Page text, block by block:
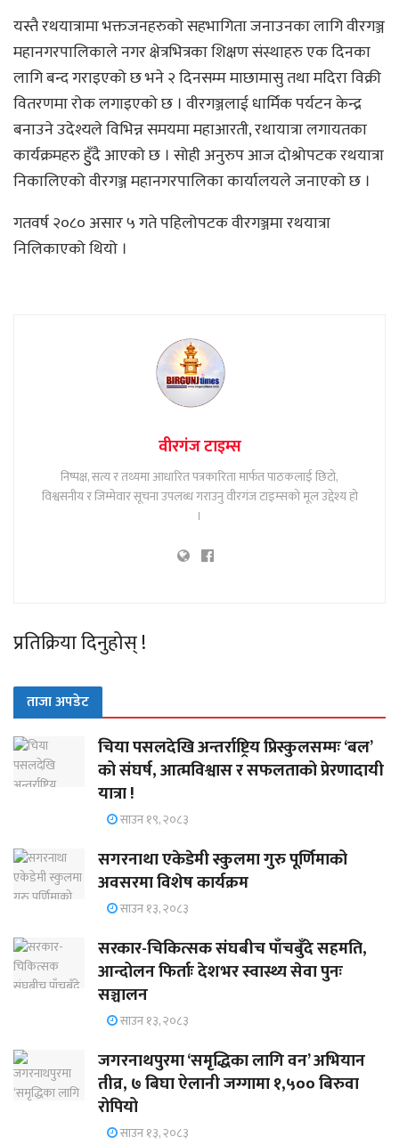
यस्तै रथयात्रामा भक्तजनहरुको सहभागिता जनाउनका लागि वीरगञ्ज
महानगरपालिकाले नगर क्षेत्रभित्रका शिक्षण संस्थाहरु एक दिनका
लागि बन्द गराइएको छ भने २ दिनसम्म माछामासु तथा मदिरा विक्री
वितरणमा रोक लगाइएको छ । वीरगञ्जलाई धार्मिक पर्यटन केन्द्र
बनाउने उदेश्यले विभिन्न समयमा महाआरती, रथायात्रा लगायतका
कार्यक्रमहरु हुुँदै आएको छ । सोही अनुरुप आज दोश्रोपटक रथयात्रा
निकालिएको वीरगञ्ज महानगरपालिका कार्यालयले जनाएको छ ।
गतवर्ष २०८० असार ५ गते पहिलोपटक वीरगञ्जमा रथयात्रा
निलिकाएको थियो ।
वीरगंज टाइम्स
निष्पक्ष, सत्य र तथ्यमा आधारित पत्रकारिता मार्फत पाठकलाई छिटो,
विश्वसनीय र जिम्मेवार सूचना उपलब्ध गराउनु वीरगंज टाइम्सको मूल उद्देश्य हो
।
प्रतिक्रिया दिनुहोस् !
ताजा अपडेट
चिया पसलदेखि अन्तर्राष्ट्रिय प्रिस्कुलसम्मः ‘बल’
को संघर्ष, आत्मविश्वास र सफलताको प्रेरणादायी
यात्रा !
साउन १९, २०८३
सगरनाथा एकेडेमी स्कुलमा गुरु पूर्णिमाको
अवसरमा विशेष कार्यक्रम
साउन १३, २०८३
सरकार-चिकित्सक संघबीच पाँचबुँदे सहमति,
आन्दोलन फिर्ताः देशभर स्वास्थ्य सेवा पुनः
सञ्चालन
साउन १३, २०८३
जगरनाथपुरमा ‘समृद्धिका लागि वन’ अभियान
तीव्र, ७ बिघा ऐलानी जग्गामा १,५०० बिरुवा
रोपियो
साउन १३, २०८३